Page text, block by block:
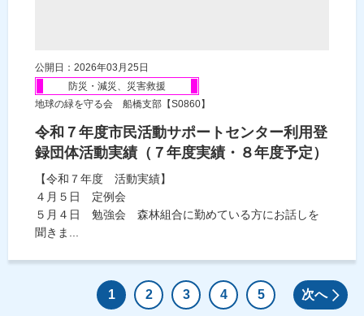
公開日：2026年03月25日
防災・減災、災害救援
地球の緑を守る会 船橋支部【S0860】
令和７年度市民活動サポートセンター利用登
録団体活動実績（７年度実績・８年度予定）
【令和７年度 活動実績】
４月５日 定例会
５月４日 勉強会 森林組合に勤めている方にお話しを
聞きま...
1 2 3 4 5 次へ